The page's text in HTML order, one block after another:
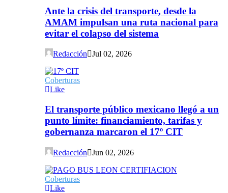
Ante la crisis del transporte, desde la
AMAM impulsan una ruta nacional para
evitar el colapso del sistema
Redacción Jul 02, 2026
Coberturas
Like
El transporte público mexicano llegó a un
punto límite: financiamiento, tarifas y
gobernanza marcaron el 17º CIT
Redacción Jun 02, 2026
Coberturas
Like